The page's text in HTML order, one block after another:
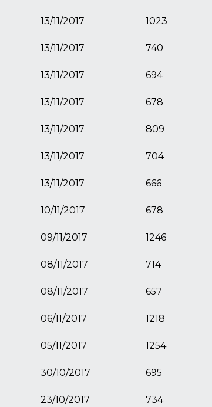
13/11/2017 1023
13/11/2017 740
13/11/2017 694
13/11/2017 678
13/11/2017 809
13/11/2017 704
13/11/2017 666
10/11/2017 678
09/11/2017 1246
08/11/2017 714
08/11/2017 657
06/11/2017 1218
05/11/2017 1254
30/10/2017 695
23/10/2017 734